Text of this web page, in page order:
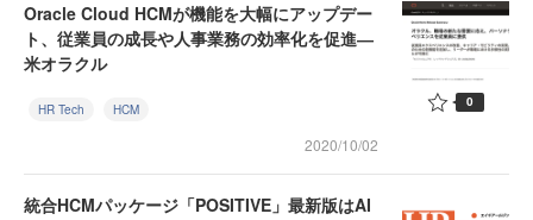
Oracle Cloud HCMが機能を大幅にアップデー
ト、従業員の成長や人事業務の効率化を促進―
米オラクル
HR Tech HCM
2020/10/02
0
統合HCMパッケージ「POSITIVE」最新版はAI